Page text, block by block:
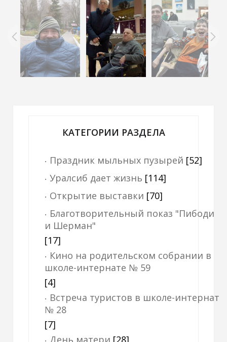
КАТЕГОРИИ РАЗДЕЛА
Праздник мыльных пузырей [52]
Уралсиб дает жизнь [114]
Открытие выставки [70]
Благотворительный показ "Пибоди
и Шерман"
[17]
Кино на родительском собрании в
школе-интернате № 59
[4]
Встреча туристов в школе-интернат
№ 28
[7]
День матери [28]